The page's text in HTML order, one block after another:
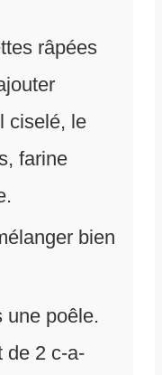
râpées
ciselé, le
farine
bien
une poêle.
de 2 c-a-